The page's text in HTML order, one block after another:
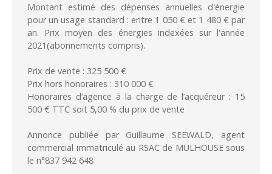
Montant estimé des dépenses annuelles d'énergie
pour un usage standard : entre 1 050 € et 1 480 € par
an. Prix moyen des énergies indexées sur l'année
2021(abonnements compris).
Prix de vente : 325 500 €
Prix hors honoraires : 310 000 €
Honoraires d’agence à la charge de l’acquéreur : 15
500 € TTC soit 5,00 % du prix de vente
Annonce publiée par Guillaume SEEWALD, agent
commercial immatriculé au RSAC de MULHOUSE sous
le n°837 942 648